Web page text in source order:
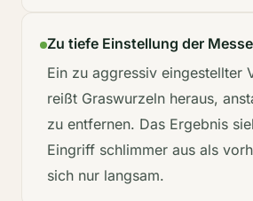
Zu tiefe Einstellung der
Ein zu aggressiv eingestellter
reißt Graswurzeln heraus,
zu entfernen. Das Ergebnis
Eingriff schlimmer aus als
sich nur langsam.